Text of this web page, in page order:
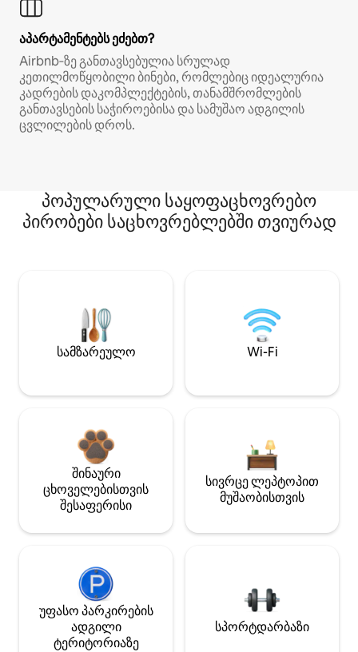
აპარტამენტებს ეძებთ?
Airbnb‑ზე განთავსებულია სრულად
კეთილმოწყობილი ბინები, რომლებიც იდეალურია
კადრების დაკომპლექტების, თანამშრომლების
განთავსების საჭიროებისა და სამუშაო ადგილის
ცვლილების დროს.
პოპულარული საყოფაცხოვრებო
პირობები საცხოვრებლებში თვიურად
სამზარეულო Wi-Fi
შინაური
ცხოველებისთვის
შესაფერისი
სივრცე ლეპტოპით
მუშაობისთვის
უფასო პარკირების
ადგილი
ტერიტორიაზე
სპორტდარბაზი